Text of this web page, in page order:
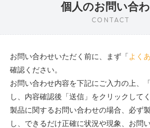
個人のお問い合
CONTACT
お問い合わせいただく前に、まず「よく
確認ください。
お問い合わせ内容を下記にご入力の上、
し、内容確認後「送信」をクリックしてく
製品に関するお問い合わせの場合、必ず
し、できるだけ正確に状況や現象、お問